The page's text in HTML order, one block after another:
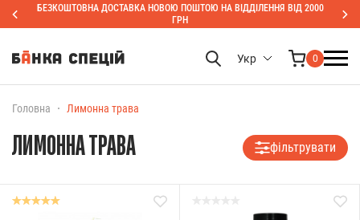
БЕЗКОШТОВНА ДОСТАВКА НОВОЮ ПОШТОЮ НА ВІДДІЛЕННЯ ВІД 2000
ГРН
Укр 0
Головна Лимонна трава
ЛИМОННА ТРАВА фільтрувати